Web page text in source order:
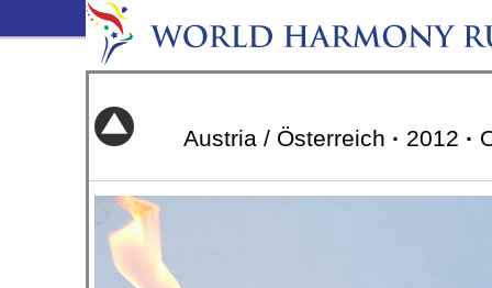
Austria / Österreich · 2012 ·